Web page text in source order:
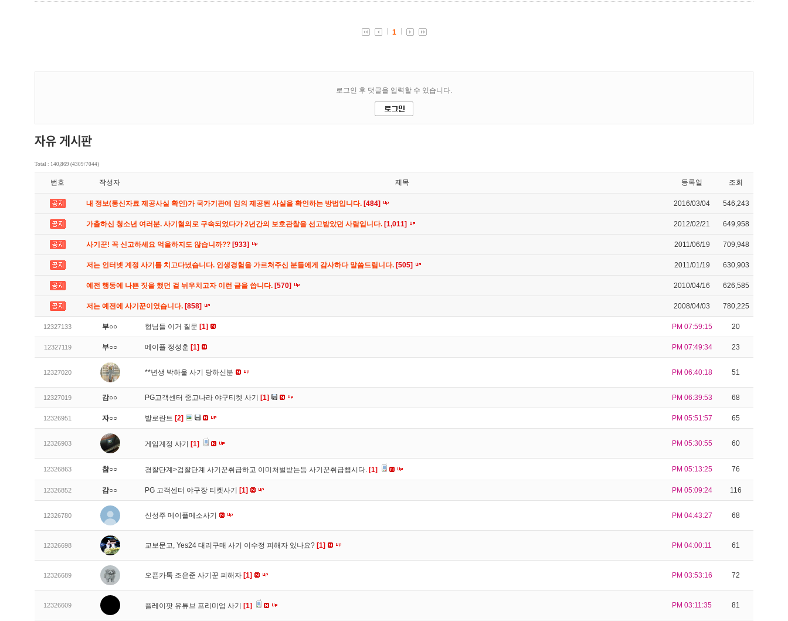
Total : 140,869 (4309/7044)
번호 작성자 제목 등록일 조회
내 정보(통신자료 제공사실 확인)가 국가기관에 임의 제공된 사실을 확인하는 방법입니다. [484] 2016/03/04 546,243
가출하신 청소년 여러분. 사기혐의로 구속되었다가 2년간의 보호관찰을 선고받았던 사람입니다. [1,011] 2012/02/21 649,958
사기꾼! 꼭 신고하세요 억울하지도 않습니까?? [933] 2011/06/19 709,948
저는 인터넷 계정 사기를 치고다녔습니다. 인생경험을 가르쳐주신 분들에게 감사하다 말씀드립니다. [505] 2011/01/19 630,903
예전 행동에 나쁜 짓을 했던 걸 뉘우치고자 이런 글을 씁니다. [570] 2010/04/16 626,585
저는 예전에 사기꾼이였습니다. [858] 2008/04/03 780,225
12327133 부○○ 형님들 이거 질문 [1] PM 07:59:15 20
12327119 부○○ 메이플 정성훈 [1] PM 07:49:34 23
12327020 **년생 박하울 사기 당하신분 PM 06:40:18 51
12327019 감○○ PG고객센터 중고나라 야구티켓 사기 [1] PM 06:39:53 68
12326951 자○○ 발로란트 [2] PM 05:51:57 65
12326903 게임계정 사기 [1] PM 05:30:55 60
12326863 참○○ 경찰단계>검찰단계 사기꾼취급하고 이미처벌받는등 사기꾼취급뺍시다. [1] PM 05:13:25 76
12326852 감○○ PG 고객센터 야구장 티켓사기 [1] PM 05:09:24 116
12326780 신성주 메이플메소사기 PM 04:43:27 68
12326698 교보문고, Yes24 대리구매 사기 이수정 피해자 있나요? [1] PM 04:00:11 61
12326689 오픈카톡 조은준 사기꾼 피해자 [1] PM 03:53:16 72
12326609 플레이팟 유튜브 프리미엄 사기 [1] PM 03:11:35 81